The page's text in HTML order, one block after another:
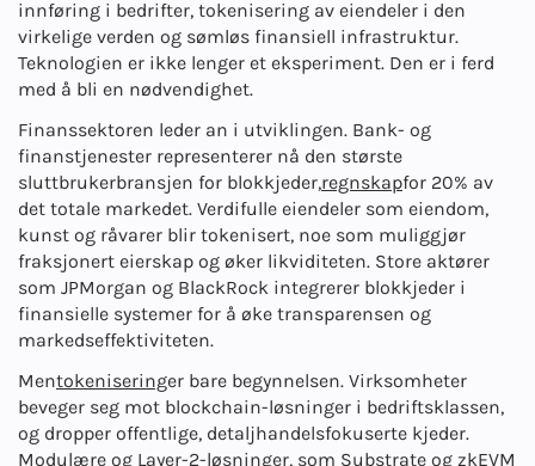
innføring i bedrifter, tokenisering av eiendeler i den
virkelige verden og sømløs finansiell infrastruktur.
Teknologien er ikke lenger et eksperiment. Den er i ferd
med å bli en nødvendighet.
Finanssektoren leder an i utviklingen. Bank- og
finanstjenester representerer nå den største
sluttbrukerbransjen for blokkjeder,regnskapfor 20% av
det totale markedet. Verdifulle eiendeler som eiendom,
kunst og råvarer blir tokenisert, noe som muliggjør
fraksjonert eierskap og øker likviditeten. Store aktører
som JPMorgan og BlackRock integrerer blokkjeder i
finansielle systemer for å øke transparensen og
markedseffektiviteten.
Mentokeniseringer bare begynnelsen. Virksomheter
beveger seg mot blockchain-løsninger i bedriftsklassen,
og dropper offentlige, detaljhandelsfokuserte kjeder.
Modulære og Layer-2-løsninger, som Substrate og zkEVM